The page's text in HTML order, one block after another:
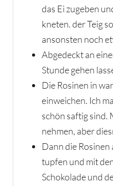
das Ei zugeben
kneten. der Teig
ansonsten noch
Abgedeckt an
Stunde gehen
Die Rosinen in
einweichen. Ich
schön saftig sind.
nehmen, aber
Dann die
tupfen und mit
Schokolade und